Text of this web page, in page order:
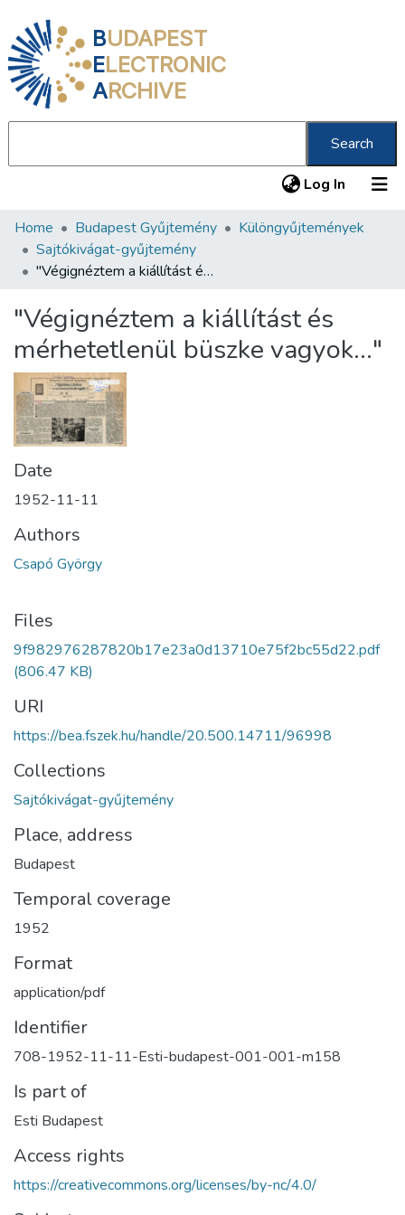
BUDAPEST
ELECTRONIC
ARCHIVE
Search
Log In (current)
Communities & Collections
All of DSpace
About us
Home Budapest Gyűjtemény
Különgyűjtemények
Sajtókivágat-gyűjtemény
"Végignéztem a kiállítást és mérhetetlenül büszke vagyok…"
"Végignéztem a kiállítást és
mérhetetlenül büszke vagyok…"
Date
1952-11-11
Authors
Csapó György
Files
9f982976287820b17e23a0d13710e75f2bc55d22.pdf
(806.47 KB)
URI
https://bea.fszek.hu/handle/20.500.14711/96998
Collections
Sajtókivágat-gyűjtemény
Place, address
Budapest
Temporal coverage
1952
Format
application/pdf
Identifier
708-1952-11-11-Esti-budapest-001-001-m158
Is part of
Esti Budapest
Access rights
https://creativecommons.org/licenses/by-nc/4.0/